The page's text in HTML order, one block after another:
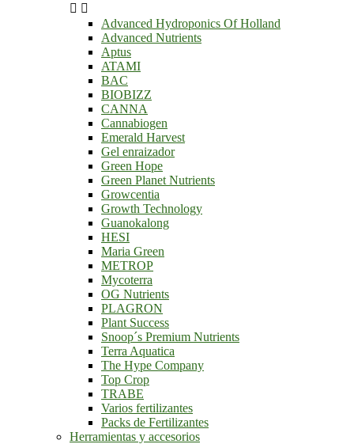
 
Advanced Hydroponics Of Holland
Advanced Nutrients
Aptus
ATAMI
BAC
BIOBIZZ
CANNA
Cannabiogen
Emerald Harvest
Gel enraizador
Green Hope
Green Planet Nutrients
Growcentia
Growth Technology
Guanokalong
HESI
Maria Green
METROP
Mycoterra
OG Nutrients
PLAGRON
Plant Success
Snoop´s Premium Nutrients
Terra Aquatica
The Hype Company
Top Crop
TRABE
Varios fertilizantes
Packs de Fertilizantes
Herramientas y accesorios